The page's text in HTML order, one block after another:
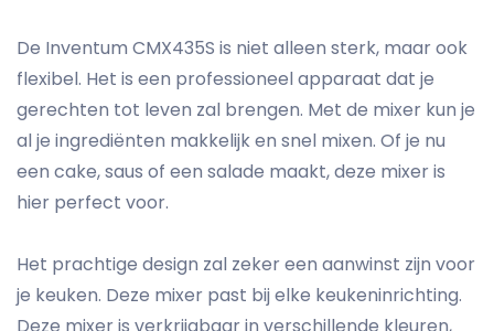
De Inventum CMX435S is niet alleen sterk, maar ook
flexibel. Het is een professioneel apparaat dat je
gerechten tot leven zal brengen. Met de mixer kun je
al je ingrediënten makkelijk en snel mixen. Of je nu
een cake, saus of een salade maakt, deze mixer is
hier perfect voor.
Het prachtige design zal zeker een aanwinst zijn voor
je keuken. Deze mixer past bij elke keukeninrichting.
Deze mixer is verkrijgbaar in verschillende kleuren,